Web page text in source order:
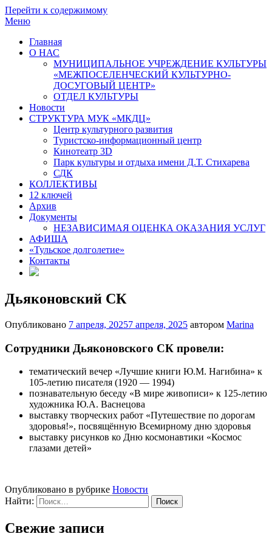
Перейти к содержимому
Меню
Главная
О НАС
МУНИЦИПАЛЬНОЕ УЧРЕЖДЕНИЕ КУЛЬТУРЫ
«МЕЖПОСЕЛЕНЧЕСКИЙ КУЛЬТУРНО-
ДОСУГОВЫЙ ЦЕНТР»
ОТДЕЛ КУЛЬТУРЫ
Новости
СТРУКТУРА МУК «МКДЦ»
Центр культурного развития
Туристско-информационный центр
Кинотеатр 3D
Парк культуры и отдыха имени Д.Т. Стихарева
СДК
КОЛЛЕКТИВЫ
12 ключей
Архив
Документы
НЕЗАВИСИМАЯ ОЦЕНКА ОКАЗАНИЯ УСЛУГ
АФИША
«Тульское долголетие»
Контакты
Дьяконовский СК
Опубликовано 7 апреля, 20257 апреля, 2025 автором Marina
Сотрудники Дьяконовского СК провели:
тематический вечер «Лучшие книги Ю.М. Нагибина» к
105-летию писателя (1920 — 1994)
познавательную беседу «В мире живописи» к 125-летию
художника Ю.А. Васнецова
выставку творческих работ «Путешествие по дорогам
здоровья!», посвящённую Всемирному дню здоровья
выставку рисунков ко Дню космонавтики «Космос
глазами детей»
Опубликовано в рубрике Новости
Найти:
Свежие записи